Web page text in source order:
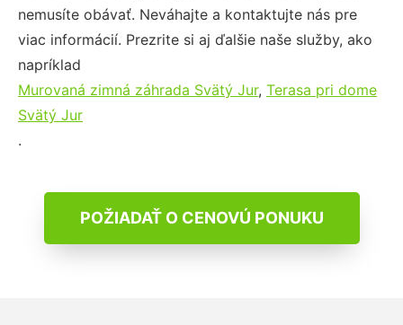
nemusíte obávať. Neváhajte a kontaktujte nás pre
viac informácií. Prezrite si aj ďalšie naše služby, ako
napríklad
Murovaná zimná záhrada Svätý Jur, Terasa pri dome
Svätý Jur
.
POŽIADAŤ O CENOVÚ PONUKU